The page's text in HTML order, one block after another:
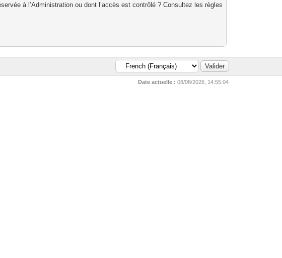
à l’Administration ou dont l’accès est contrôlé ? Consultez les règles
Date actuelle : 08/08/2026, 14:55:04